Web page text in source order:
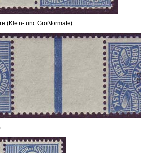
(Klein- und Großformate)